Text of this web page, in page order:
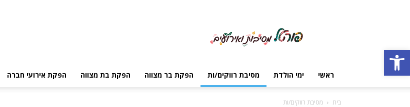
Open toolbar
ואירועים
ראשי ימי הולדת מסיבת רווקים/ות הפקת בר מצווה הפקת בת מצווה הפקת אירועי חברה
בית מסיבת רווקים/ות